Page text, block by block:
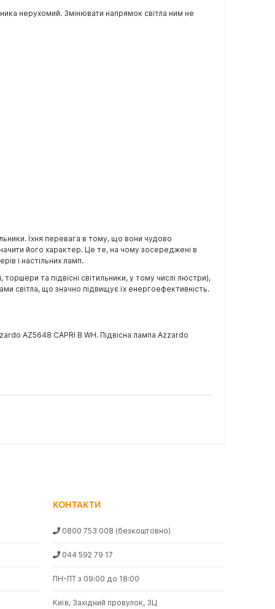
нерухомий. Змінювати напрямок світла ним не
Їхня перевага в тому, що вони чудово
його характер. Це те, на чому зосереджені в
і настільних ламп.
та підвісні світильники, у тому числі люстри),
світла, що значно підвищує їх енергоефективність.
AZ5648 CAPRI B WH. Підвісна лампа Azzardo
КОНТАКТИ
0800 753 008 (безкоштовно)
044 592 79 17
ПН-ПТ з 09:00 до 18:00
Київ, Західний провулок, 3Ц